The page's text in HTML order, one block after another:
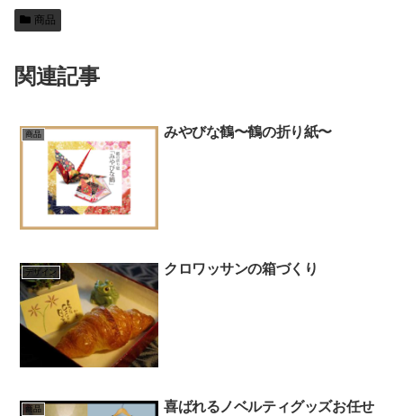
商品
関連記事
商品 みやびな鶴〜鶴の折り紙〜
デザイン クロワッサンの箱づくり
商品
喜ばれるノベルティグッズお任せ